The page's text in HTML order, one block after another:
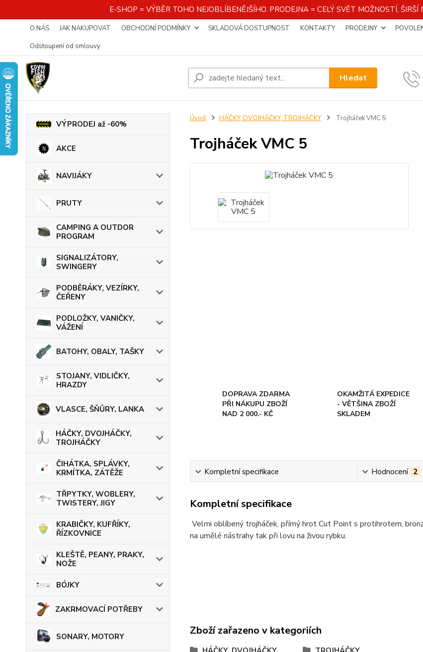
E-SHOP = VÝBĚR TOHO NEJOBLÍBENĚJŠÍHO. PRODEJNA = CELÝ SVĚT MOŽNOSTÍ,
O NÁS JAK NAKUPOVAT OBCHODNÍ PODMÍNKY SKLADOVÁ DOSTUPNOST KONTAKTY PRODEJNY
Odstoupení od smlouvy
Hledat
VÝPRODEJ až -60%
AKCE
NAVIJÁKY
PRUTY
CAMPING A OUTDOR
PROGRAM
SIGNALIZÁTORY,
SWINGERY
PODBĚRÁKY, VEZÍRKY,
ČEŘENY
PODLOŽKY, VANIČKY,
VÁŽENÍ
BATOHY, OBALY, TAŠKY
STOJANY, VIDLIČKY,
HRAZDY
VLASCE, ŠŇŮRY, LANKA
HÁČKY, DVOJHÁČKY,
TROJHÁČKY
ČIHÁTKA, SPLÁVKY,
KRMÍTKA, ZÁTĚŽE
TŘPYTKY, WOBLERY,
TWISTERY, JIGY
KRABIČKY, KUFŘÍKY,
ŘÍZKOVNICE
KLEŠTĚ, PEANY, PRAKY,
NOŽE
BÓJKY
ZAKRMOVACÍ POTŘEBY
SONARY, MOTORY
Úvod HÁČKY, DVOJHÁČKY, TROJHÁČKY Trojháček VMC 5
Trojháček VMC 5
DOPRAVA ZDARMA
PŘI NÁKUPU ZBOŽÍ
NAD 2 000.- KČ
OKAMŽITÁ EXPEDICE
- VĚTŠINA ZBOŽÍ
SKLADEM
Kompletní specifikace Hodnocení 2
Kompletní specifikace
Velmi oblíbený trojháček, přímý hrot Cut Point s protihrotem,
na umělé nástrahy tak při lovu na živou rybku.
Zboží zařazeno v kategoriích